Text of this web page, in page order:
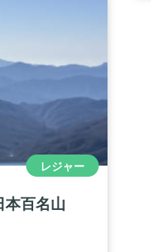
百名山
レジャー